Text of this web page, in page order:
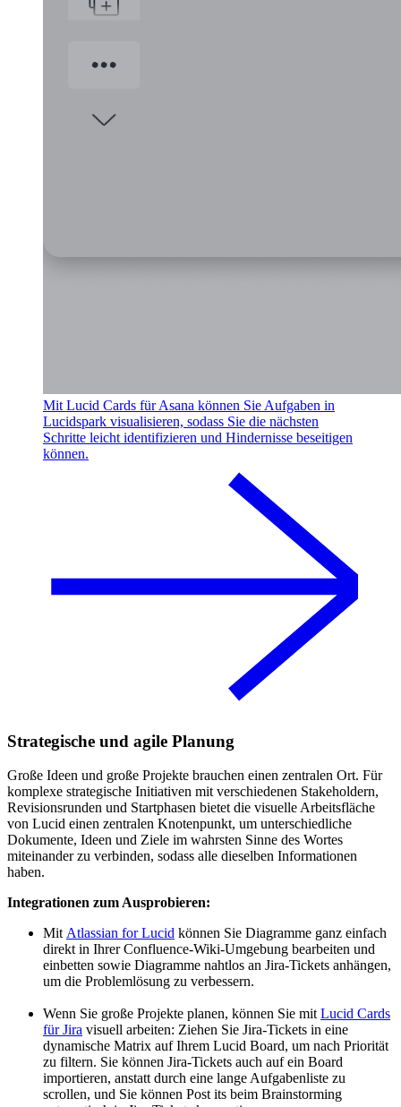
Mit Lucid Cards für Asana können Sie Aufgaben in
Lucidspark visualisieren, sodass Sie die nächsten
Schritte leicht identifizieren und Hindernisse beseitigen
können.
Strategische und agile Planung
Große Ideen und große Projekte brauchen einen zentralen Ort. Für
komplexe strategische Initiativen mit verschiedenen Stakeholdern,
Revisionsrunden und Startphasen bietet die visuelle Arbeitsfläche
von Lucid einen zentralen Knotenpunkt, um unterschiedliche
Dokumente, Ideen und Ziele im wahrsten Sinne des Wortes
miteinander zu verbinden, sodass alle dieselben Informationen
haben.
Integrationen zum Ausprobieren:
MitAtlassian for Lucid können Sie Diagramme ganz einfach
direkt in Ihrer Confluence-Wiki-Umgebung bearbeiten und
einbetten sowie Diagramme nahtlos an Jira-Tickets anhängen,
um die Problemlösung zu verbessern.
Wenn Sie große Projekte planen, können Sie mitLucid Cards
für Jira visuell arbeiten: Ziehen Sie Jira-Tickets in eine
dynamische Matrix auf Ihrem Lucid Board, um nach Priorität
zu filtern. Sie können Jira-Tickets auch auf ein Board
importieren, anstatt durch eine lange Aufgabenliste zu
scrollen, und Sie können Post its beim Brainstorming